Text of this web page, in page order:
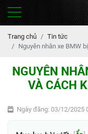
Trang chủ
Tin tức
Nguyên nhân xe BMW
NGUYÊN
VÀ CÁCH
Ngày đăng: 03/12/2025